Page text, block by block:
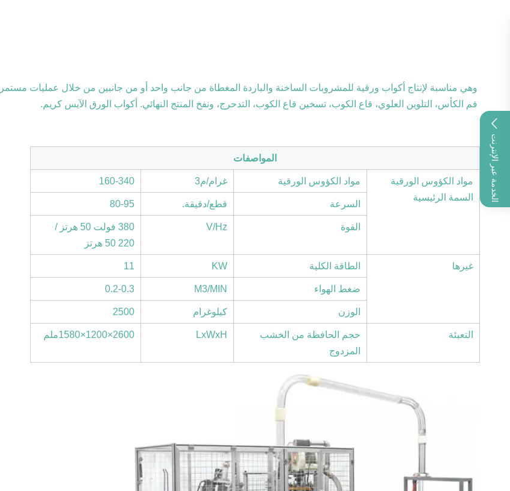
الخدمة عبر الإنترنت
فم الكأس، التلوين العلوي، قاع الكوب، تسخين قاع الكوب، التدحرج، ونفخ المنتج النهائي. أكواب الورق الآيس كريم.
المواصفات
مواد الكؤوس الورقية
السمة الرئيسية
مواد الكؤوس الورقية غرام/م3 160-340
السرعة قطع/دقيقة. 80-95
القوة V/Hz
380 فولت 50 هرتز /
220 50 هرتز
غيرها الطاقة الكلية KW
11
ضغط الهواء M3/MIN
0.2-0.3
الوزن كيلوغرام 2500
التعبئة
حجم الحافظة من الخشب
المزدوج
LxWxH 2600×1200×1580ملم